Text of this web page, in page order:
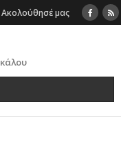
Ακολούθησέ μας